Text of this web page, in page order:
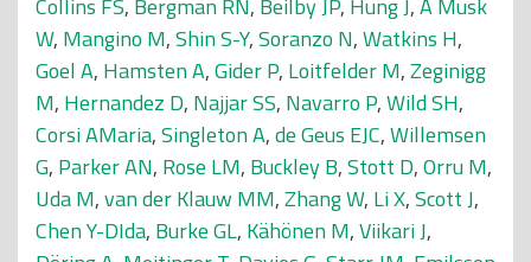
Collins FS, Bergman RN, Beilby JP, Hung J,A Musk
W, Mangino M,Shin S-Y,Soranzo N,Watkins H,
Goel A, Hamsten A,Gider P, Loitfelder M,Zeginigg
M, Hernandez D, Najjar SS, Navarro P,Wild SH,
Corsi AMaria,Singleton A,de Geus EJC,Willemsen
G, Parker AN, Rose LM, Buckley B,Stott D,Orru M,
Uda M,van der Klauw MM,Zhang W, Li X,Scott J,
Chen Y-DIda, Burke GL, Kähönen M,Viikari J,